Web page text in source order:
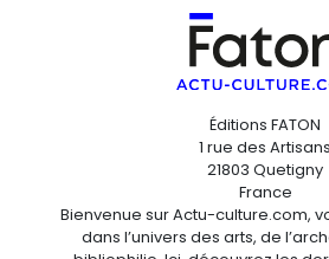
Éditions FATON
1 rue des Artisans
21803 Quetigny
France
Bienvenue sur Actu-culture.com,
dans l’univers des arts, de